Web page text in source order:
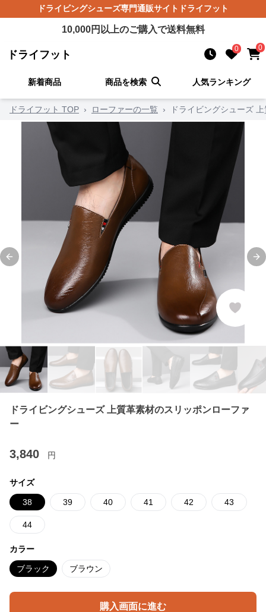
ドライビングシューズ専門通販サイト ドライフット
10,000円以上のご購入で送料無料
ドライフット 0 0
新着商品 商品を検索 人気ランキング
ドライフット TOP › ローファーの一覧 › ドライビングシューズ
Previous slide
ドライビングシューズ 上質革素材のスリッポンローファ
ー
3,840 円
サイズ
38 39 40 41 42 43
44
カラー
ブラック ブラウン
購入画面に進む